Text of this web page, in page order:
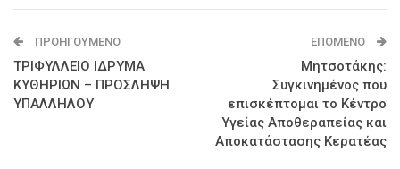
ΠΡΟΗΓΟΎΜΕΝΟ
ΤΡΙΦΥΛΛΕΙΟ ΙΔΡΥΜΑ
ΚΥΘΗΡΙΩΝ – ΠΡΟΣΛΗΨΗ
ΥΠΑΛΛΗΛΟΥ
ΕΠΌΜΕΝΟ
Μητσοτάκης:
Συγκινημένος που
επισκέπτομαι το Κέντρο
Υγείας Αποθεραπείας και
Αποκατάστασης Κερατέας